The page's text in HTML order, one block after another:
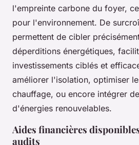
l'empreinte carbone du foyer,
pour l'environnement. De
permettent de cibler
déperditions énergétiques,
investissements ciblés et
améliorer l'isolation, optimiser
chauffage, ou encore intégrer
d'énergies renouvelables.
Aides financières
audits